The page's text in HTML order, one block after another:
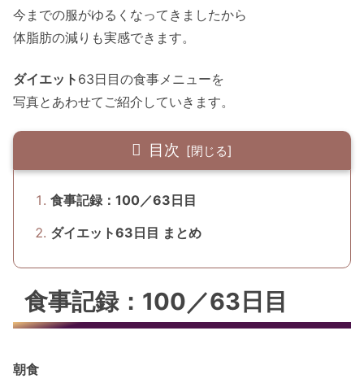
今までの服がゆるくなってきましたから
体脂肪の減りも実感できます。
ダイエット 63日目の食事メニューを
写真とあわせてご紹介していきます。
目次
食事記録：100／63日目
ダイエット63日目 まとめ
食事記録：100／63日目
朝食